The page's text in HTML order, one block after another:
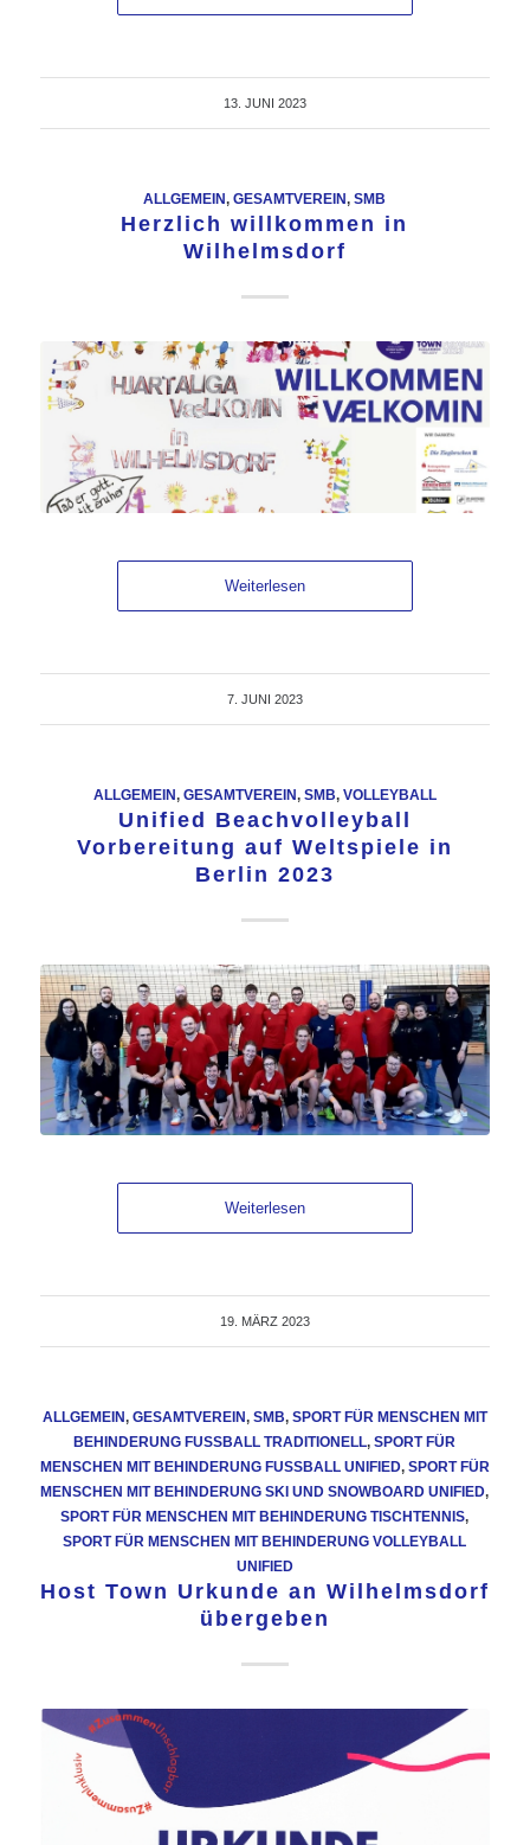
13. JUNI 2023
ALLGEMEIN,GESAMTVEREIN,SMB
Herzlich willkommen in
Wilhelmsdorf
Weiterlesen
7. JUNI 2023
ALLGEMEIN, GESAMTVEREIN, SMB, VOLLEYBALL
Unified Beachvolleyball
Vorbereitung auf Weltspiele in
Berlin 2023
Weiterlesen
19. MÄRZ 2023
ALLGEMEIN, GESAMTVEREIN, SMB, SPORT FÜR MENSCHEN MIT
BEHINDERUNG FUSSBALL TRADITIONELL ,SPORT FÜR
MENSCHEN MIT BEHINDERUNG FUSSBALL UNIFIED
, SPORT FÜR
MENSCHEN MIT BEHINDERUNG SKI UND SNOWBOARD UNIFIED,
SPORT FÜR MENSCHEN MIT BEHINDERUNG TISCHTENNIS,
SPORT FÜR MENSCHEN MIT BEHINDERUNG VOLLEYBALL
UNIFIED
Host Town Urkunde an Wilhelmsdorf
übergeben